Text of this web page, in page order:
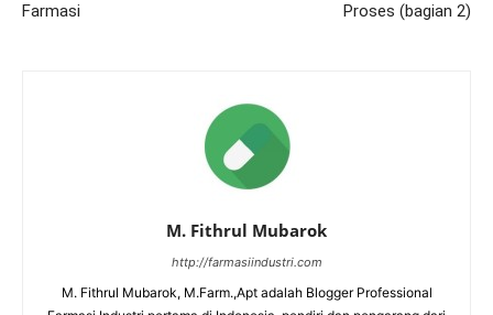
Farmasi
Proses (bagian 2)
M. Fithrul Mubarok
http://farmasiindustri.com
M. Fithrul Mubarok, M.Farm.,Apt adalah Blogger Professional